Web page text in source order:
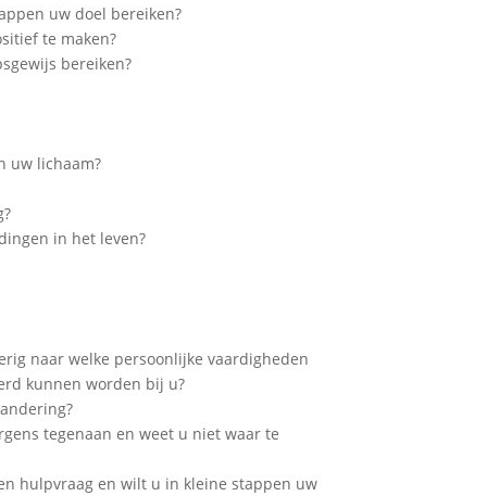
uw doel bereiken?
te maken?
bereiken?
uw lichaam?
in het leven?
naar welke persoonlijke vaardigheden
kunnen worden bij u?
tegenaan en weet u niet waar te
hulpvraag en wilt u in kleine stappen uw